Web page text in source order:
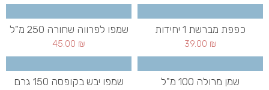
כפפת מברשת 1 יחידות
39.00 ₪
שמפו לפרווה שחורה 250 מ"ל
45.00 ₪
שמן מרולה 100 מ"ל שמפו יבש בקופסה 150 גרם